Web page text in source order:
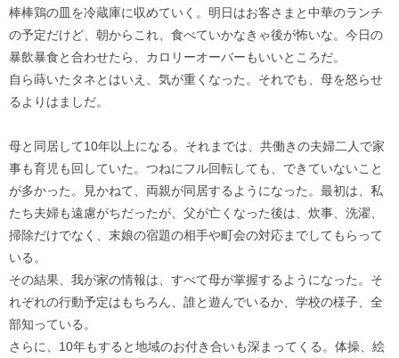
棒棒鶏の皿を冷蔵庫に収めていく。明日はお客さまと中華のランチ
の予定だけど、朝からこれ、食べていかなきゃ後が怖いな。今日の
暴飲暴食と合わせたら、カロリーオーバーもいいところだ。
自ら蒔いたタネとはいえ、気が重くなった。それでも、母を怒らせ
るよりはましだ。
母と同居して10年以上になる。それまでは、共働きの夫婦二人で家
事も育児も回していた。つねにフル回転しても、できていないこと
が多かった。見かねて、両親が同居するようになった。最初は、私
たち夫婦も遠慮がちだったが、父が亡くなった後は、炊事、洗濯、
掃除だけでなく、末娘の宿題の相手や町会の対応までしてもらって
いる。
その結果、我が家の情報は、すべて母が掌握するようになった。そ
れぞれの行動予定はもちろん、誰と遊んでいるか、学校の様子、全
部知っている。
さらに、10年もすると地域のお付き合いも深まってくる。体操、絵